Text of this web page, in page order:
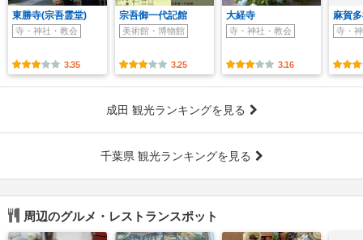
東勝寺(宗吾霊堂)
寺・神社・教会
3.35
宗吾御一代記館
美術館・博物館
3.25
大経寺
寺・神社・教会
3.16
麻賀
寺・
成田 観光ランキングを見る
千葉県 観光ランキングを見る
周辺のグルメ・レストランスポット